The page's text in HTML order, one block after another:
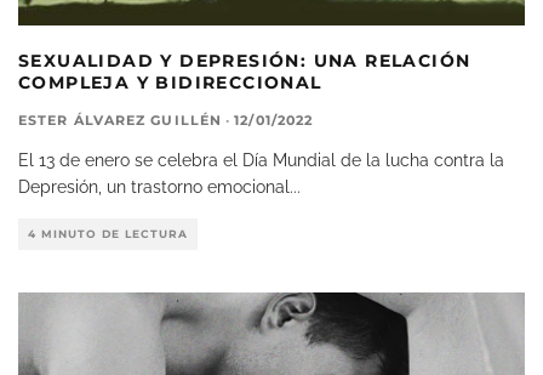
SEXUALIDAD Y DEPRESIÓN: UNA RELACIÓN
COMPLEJA Y BIDIRECCIONAL
ESTER ÁLVAREZ GUILLÉN · 12/01/2022
El 13 de enero se celebra el Día Mundial de la lucha contra la
Depresión, un trastorno emocional ...
4 MINUTO DE LECTURA